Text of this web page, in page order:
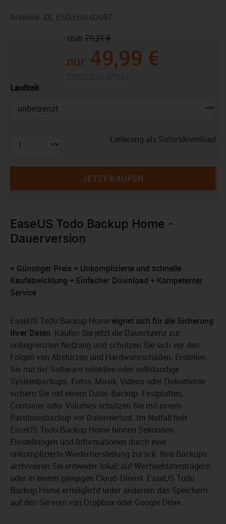
Artikelnr. DL.ESD.EUS.02087
nur 49,99 €
statt70,21 €
Laufzeitauswählen
Lieferung als Sofortdownload
JETZT KAUFEN
EaseUS Todo Backup Home -
Dauerversion
+ Günstiger Preis + Unkomplizierte und schnelle
Kaufabwicklung + Einfacher Download + Kompetenter
Service
EaseUS Todo Backup Home eignet sich für die Sicherung
Ihrer Daten. Kaufen Sie jetzt die Dauerlizenz zur
unbegrenzten Nutzung und schützen Sie sich vor den
Folgen von Abstürzen und Hardwareschäden. Erstellen
Sie mit der Software selektive oder vollständige
Systembackups. Fotos, Musik, Videos oder Dokumente
sichern Sie mit einem Datei-Backup. Festplatten,
Container oder Volumes schützen Sie mit einem
Partitionsbackup vor Datenverlust. Im Notfall holt
EaseUS Todo Backup Home binnen Sekunden
Einstellungen und Informationen durch eine
unkomplizierte Wiederherstellung zurück. Ihre Backups
archivieren Sie entweder lokal, auf Wechseldatenträgern
oder in einem gängigen Cloud-Dienst. EaseUS Todo
Backup Home ermöglicht unter anderem das Speichern
auf den Servern von Dropbox oder Google Drive.